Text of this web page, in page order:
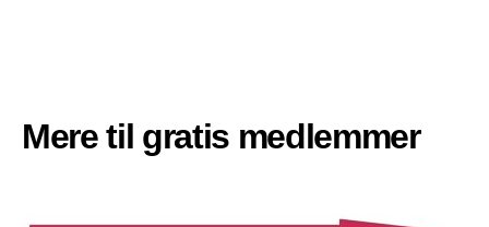
Mere til gratis medlemmer